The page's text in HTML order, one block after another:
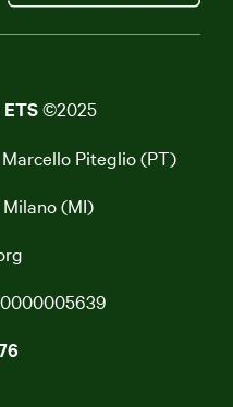
©2025
Marcello Piteglio (PT)
(MI)